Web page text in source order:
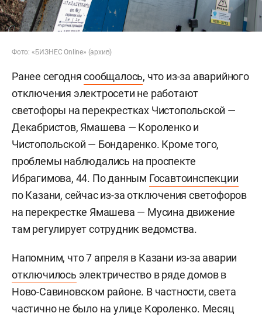
Фото: «БИЗНЕС Online» (архив)
Ранее сегоднясообщалось, что из-за аварийного
отключения электросети не работают
светофоры на перекрестках Чистопольской —
Декабристов, Ямашева — Короленко и
Чистопольской — Бондаренко. Кроме того,
проблемы наблюдались на проспекте
Ибрагимова, 44. По данным Госавтоинспекции
по Казани, сейчас из-за отключения светофоров
на перекрестке Ямашева — Мусина движение
там регулирует сотрудник ведомства.
Напомним, что 7 апреля в Казани из-за аварии
отключилось электричество в ряде домов в
Ново-Савиновском районе. В частности, света
частично не было на улице Короленко. Месяц